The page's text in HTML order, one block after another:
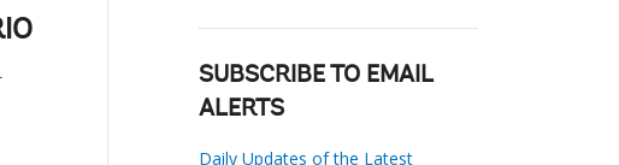
SUBSCRIBE TO EMAIL
ALERTS
Daily Updates of the Latest